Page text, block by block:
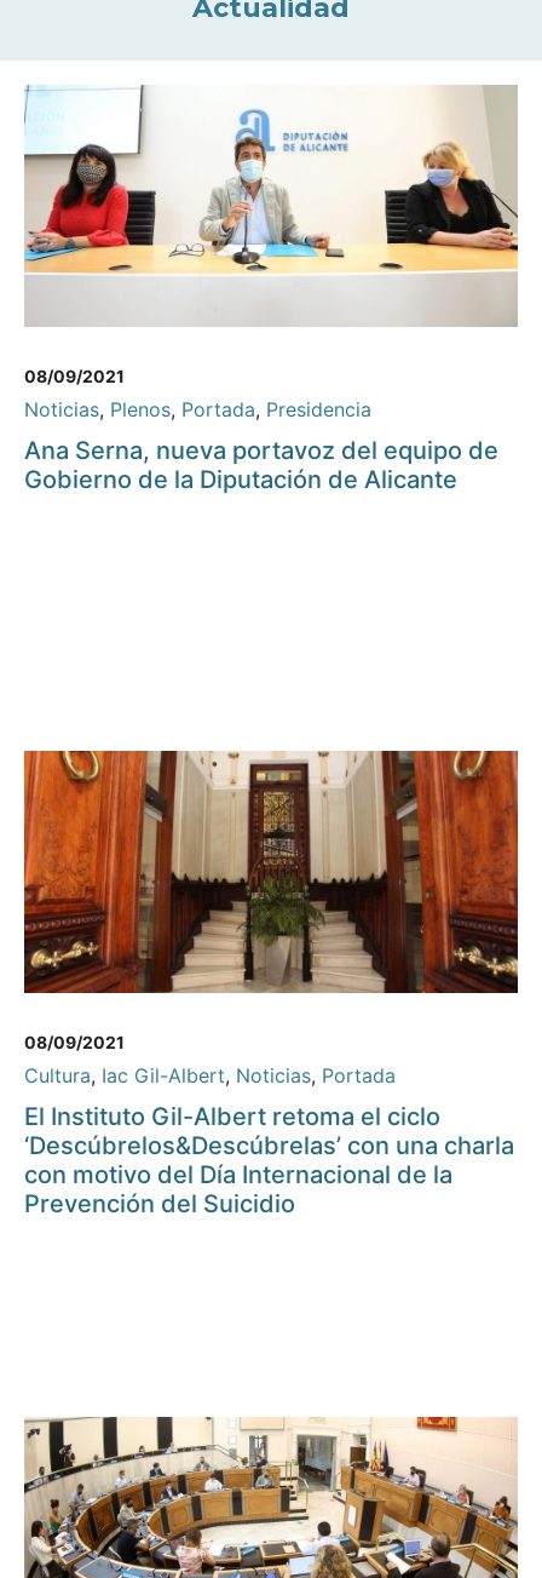
Actualidad
08/09/2021
Noticias, Plenos, Portada, Presidencia
Ana Serna, nueva portavoz del equipo de
Gobierno de la Diputación de Alicante
08/09/2021
Cultura, Iac Gil-Albert, Noticias, Portada
El Instituto Gil-Albert retoma el ciclo
‘Descúbrelos&Descúbrelas’ con una charla
con motivo del Día Internacional de la
Prevención del Suicidio